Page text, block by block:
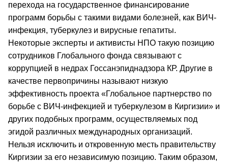
перехода на государственное финансирование
программ борьбы с такими видами болезней, как ВИЧ-
инфекция, туберкулез и вирусные гепатиты.
Некоторые эксперты и активисты НПО такую позицию
сотрудников Глобального фонда связывают с
коррупцией в недрах Госсанэпиднадзора КР. Другие в
качестве первопричины называют низкую
эффективность проекта «Глобальное партнерство по
борьбе с ВИЧ-инфекцией и туберкулезом в Киргизии» и
других подобных программ, осуществляемых под
эгидой различных международных организаций.
Нельзя исключить и откровенную месть правительству
Киргизии за его независимую позицию. Таким образом,